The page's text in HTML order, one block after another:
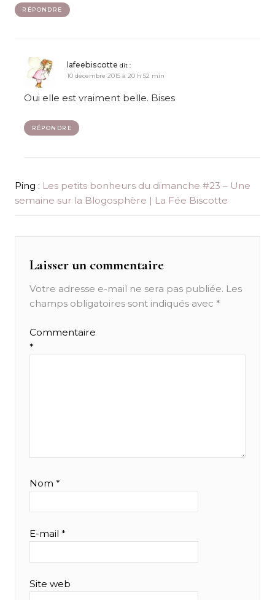
RÉPONDRE
lafeebiscotte dit :
10 décembre 2015 à 20 h 52 min
Oui elle est vraiment belle. Bises
RÉPONDRE
Ping : Les petits bonheurs du dimanche #23 – Une
semaine sur la Blogosphère | La Fée Biscotte
Laisser un commentaire
Votre adresse e-mail ne sera pas publiée. Les
champs obligatoires sont indiqués avec *
Commentaire
*
Nom *
E-mail *
Site web